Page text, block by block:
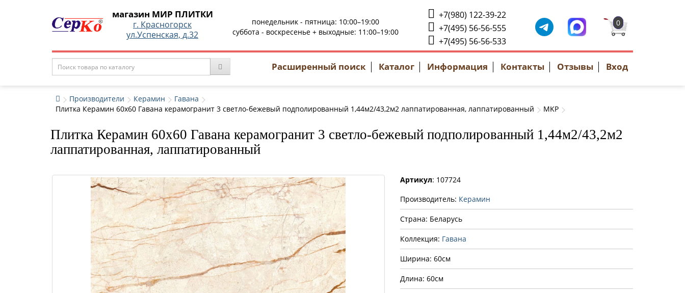
магазин МИР ПЛИТКИ
г. Красногорск
ул.Успенская, д.32
понедельник - пятница: 10:00–19:00
суббота - воскресенье + выходные: 11:00–19:00
+7(980) 122-39-22
+7(495) 56-56-555
+7(495) 56-56-533
0
Расширенный поиск Каталог Информация Контакты Отзывы Вход
Производители Керамин
Гавана
Плитка Керамин 60x60 Гавана керамогранит 3 светло-бежевый подполированный 1,44м2/43,2м2 лаппатированная, лаппатированный
MKP
Плитка Керамин 60x60 Гавана керамогранит 3 светло-бежевый подполированный 1,44м2/43,2м2
лаппатированная, лаппатированный
Артикул: 107724
Производитель: Керамин
Страна: Беларусь
Коллекция: Гавана
Ширина: 60см
Длина: 60см